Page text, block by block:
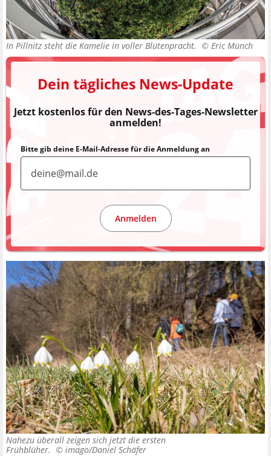
In Pillnitz steht die Kamelie in voller Blütenpracht. © Eric Münch
Dein tägliches News-Update
Jetzt kostenlos für den News-des-Tages-Newsletter
anmelden!
Bitte gib deine E-Mail-Adresse für die Anmeldung an
Anmelden
Nahezu überall zeigen sich jetzt die ersten
Frühblüher. © imago/Daniel Schäfer